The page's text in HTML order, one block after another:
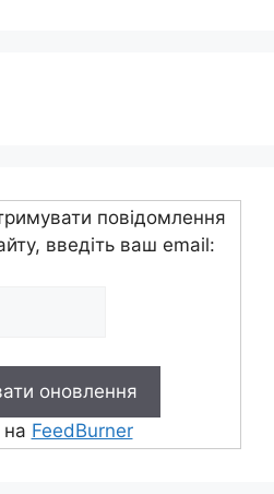
повідомлення
введіть ваш email:
FeedBurner